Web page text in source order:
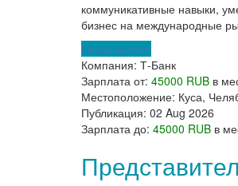
коммуникативные навыки,
бизнес на международные
Откликнуться
Компания: Т-Банк
Зарплата от: 45000 RUB в
Местоположение: Куса,
Публикация: 02 Aug 2026
Зарплата до: 45000 RUB в